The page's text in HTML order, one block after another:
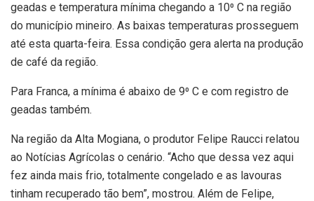
geadas e temperatura mínima chegando a 10⁰ C na região
do município mineiro. As baixas temperaturas prosseguem
até esta quarta-feira. Essa condição gera alerta na produção
de café da região.
Para Franca, a mínima é abaixo de 9⁰ C e com registro de
geadas também.
Na região da Alta Mogiana, o produtor Felipe Raucci relatou
ao Notícias Agrícolas o cenário. “Acho que dessa vez aqui
fez ainda mais frio, totalmente congelado e as lavouras
tinham recuperado tão bem”, mostrou. Além de Felipe,